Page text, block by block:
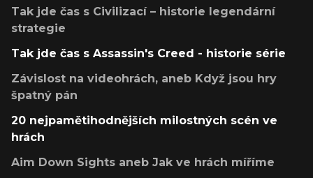
Tak jde čas s Civilizací – historie legendární
strategie
Tak jde čas s Assassin's Creed - historie série
Závislost na videohrách, aneb Když jsou hry
špatný pán
20 nejpamětihodnějších milostných scén ve
hrách
Aim Down Sights aneb Jak ve hrách míříme